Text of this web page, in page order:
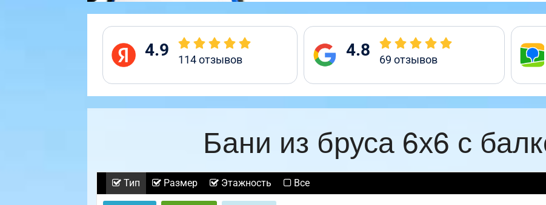
4.9 114отзывов 4.8 69 отзывов
Бани из бруса 6х6 с
Тип Размер Этажность Все